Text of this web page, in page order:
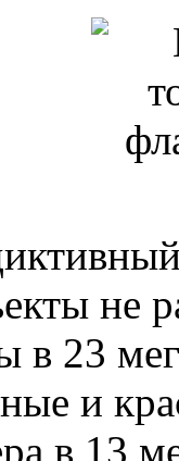
не
23
и
в 13